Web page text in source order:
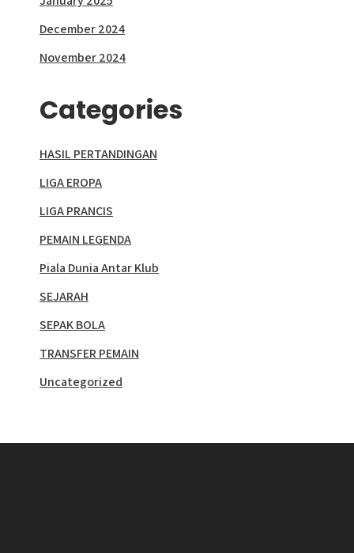
December 2024
November 2024
Categories
HASIL PERTANDINGAN
LIGA EROPA
LIGA PRANCIS
PEMAIN LEGENDA
Piala Dunia Antar Klub
SEJARAH
SEPAK BOLA
TRANSFER PEMAIN
Uncategorized